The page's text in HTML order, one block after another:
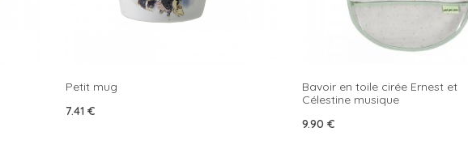
Petit mug
7.41 €
Bavoir en toile cirée Ernest et
Célestine musique
9.90 €